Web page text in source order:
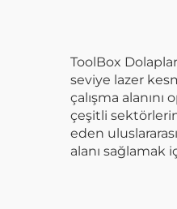
ToolBox
seviye lazer
çalışma
çeşitli sektörlerin
eden
alanı sağlamak